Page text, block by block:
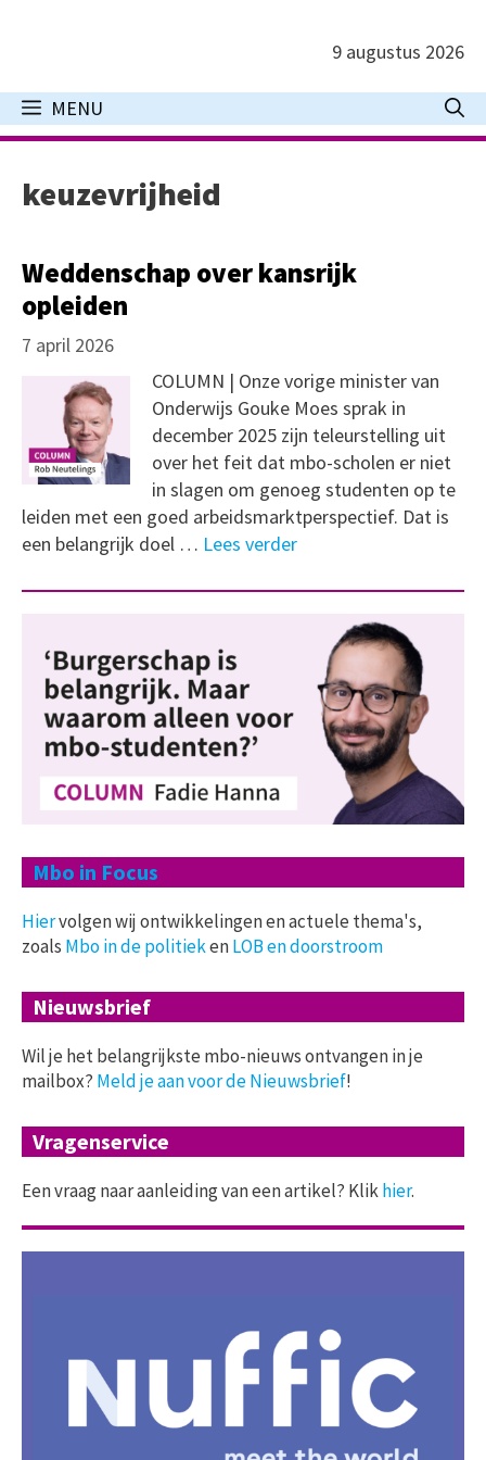
inhoud
9 augustus 2026
MENU
keuzevrijheid
Weddenschap over kansrijk
opleiden
7 april 2026
COLUMN | Onze vorige minister van
Onderwijs Gouke Moes sprak in
december 2025 zijn teleurstelling uit
over het feit dat mbo-scholen er niet
in slagen om genoeg studenten op te
leiden met een goed arbeidsmarktperspectief. Dat is
een belangrijk doel … Lees verder
Mbo in Focus
Hiervolgen wij ontwikkelingen en actuele thema's,
zoals Mbo in de politiekenLOB en doorstroom
Nieuwsbrief
Wil je het belangrijkste mbo-nieuws ontvangen in je
mailbox? Meld je aan voor de Nieuwsbrief!
Vragenservice
Een vraag naar aanleiding van een artikel? Klikhier.